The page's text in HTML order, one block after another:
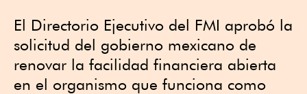
El Directorio Ejecutivo del FMI aprobó la
solicitud del gobierno mexicano de
renovar la facilidad financiera abierta
en el organismo que funciona como